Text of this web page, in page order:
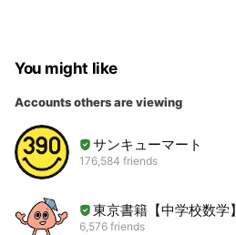
You might like
Accounts others are viewing
サンキューマート
176,584 friends
東京書籍【中学校数学】
6,576 friends